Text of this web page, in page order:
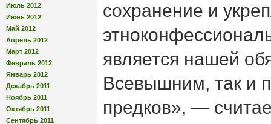
Июль 2012
Июнь 2012
Май 2012
Апрель 2012
Март 2012
Февраль 2012
Январь 2012
Декабрь 2011
Ноябрь 2011
Октябрь 2011
Сентябрь 2011
сохранение и
является нашей
Всевышним, так и
предков», —